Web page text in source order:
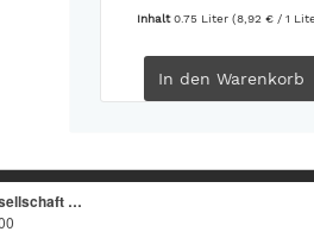
Inhalt0.75 Liter (8,92 € / 1
In den Warenkorb